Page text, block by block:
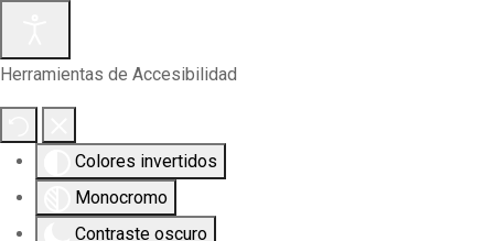
Herramientas de Accesibilidad
Colores invertidos
Monocromo
Contraste oscuro